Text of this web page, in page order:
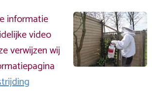
informatie
video
verwijzen wij